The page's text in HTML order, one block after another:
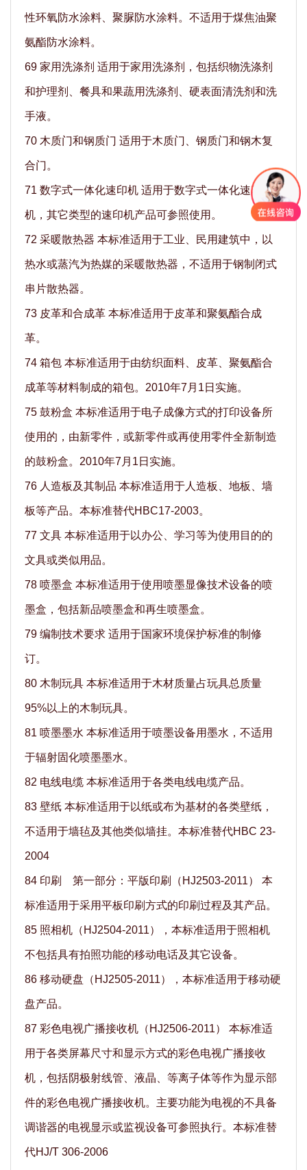
性环氧防水涂料、聚脲防水涂料。不适用于煤焦油聚
氨酯防水涂料。
69 家用洗涤剂 适用于家用洗涤剂，包括织物洗涤剂
和护理剂、餐具和果蔬用洗涤剂、硬表面清洗剂和洗
手液。
70 木质门和钢质门 适用于木质门、钢质门和钢木复
合门。
71 数字式一体化速印机 适用于数字式一体化速印
机，其它类型的速印机产品可参照使用。
72 采暖散热器 本标准适用于工业、民用建筑中，以
热水或蒸汽为热媒的采暖散热器，不适用于钢制闭式
串片散热器。
73 皮革和合成革 本标准适用于皮革和聚氨酯合成
革。
74 箱包 本标准适用于由纺织面料、皮革、聚氨酯合
成革等材料制成的箱包。2010年7月1日实施。
75 鼓粉盒 本标准适用于电子成像方式的打印设备所
使用的，由新零件，或新零件或再使用零件全新制造
的鼓粉盒。2010年7月1日实施。
76 人造板及其制品 本标准适用于人造板、地板、墙
板等产品。本标准替代HBC17-2003。
77 文具 本标准适用于以办公、学习等为使用目的的
文具或类似用品。
78 喷墨盒 本标准适用于使用喷墨显像技术设备的喷
墨盒，包括新品喷墨盒和再生喷墨盒。
79 编制技术要求 适用于国家环境保护标准的制修
订。
80 木制玩具 本标准适用于木材质量占玩具总质量
95%以上的木制玩具。
81 喷墨墨水 本标准适用于喷墨设备用墨水，不适用
于辐射固化喷墨墨水。
82 电线电缆 本标准适用于各类电线电缆产品。
83 壁纸 本标准适用于以纸或布为基材的各类壁纸，
不适用于墙毡及其他类似墙挂。本标准替代HBC 23-
2004
84 印刷 第一部分：平版印刷（HJ2503-2011） 本
标准适用于采用平板印刷方式的印刷过程及其产品。
85 照相机（HJ2504-2011），本标准适用于照相机
不包括具有拍照功能的移动电话及其它设备。
86 移动硬盘（HJ2505-2011），本标准适用于移动硬
盘产品。
87 彩色电视广播接收机（HJ2506-2011） 本标准适
用于各类屏幕尺寸和显示方式的彩色电视广播接收
机，包括阴极射线管、液晶、等离子体等作为显示部
件的彩色电视广播接收机。主要功能为电视的不具备
调谐器的电视显示或监视设备可参照执行。本标准替
代HJ/T 306-2006